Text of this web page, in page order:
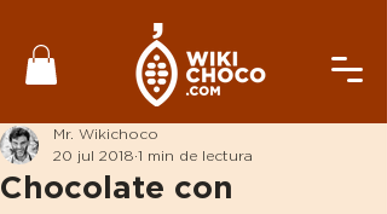
Chocolate con
Mr. Wikichoco
20 jul 2018 1 min de lectura